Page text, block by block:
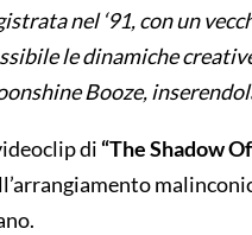
nel ‘91, con un
le dinamiche
Booze,
di “The Shadow